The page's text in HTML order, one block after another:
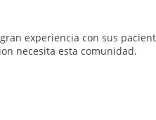
experiencia con sus
necesita esta comunidad.